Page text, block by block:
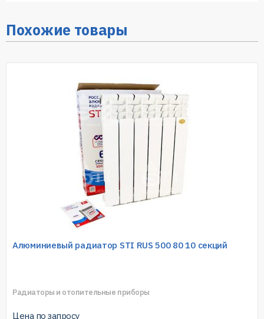
Похожие товары
Алюминиевый радиатор STI RUS 500 80 10 секций
Радиаторы и отопительные приборы
Цена по запросу